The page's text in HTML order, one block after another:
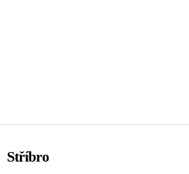
Stříbro